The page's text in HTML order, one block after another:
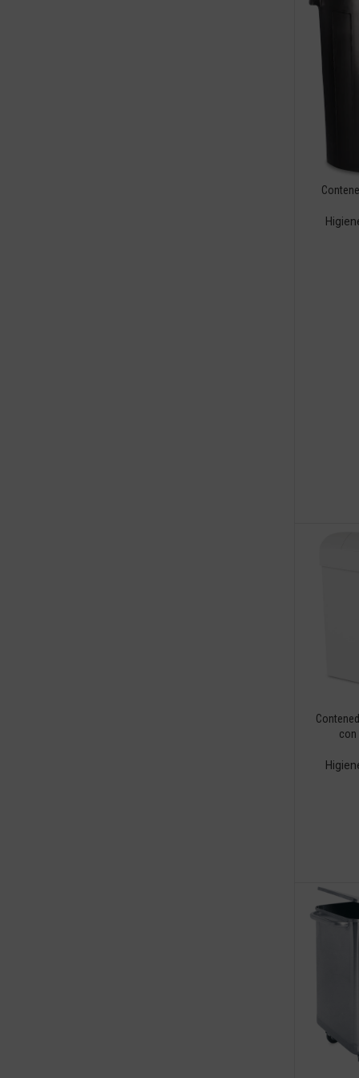
con